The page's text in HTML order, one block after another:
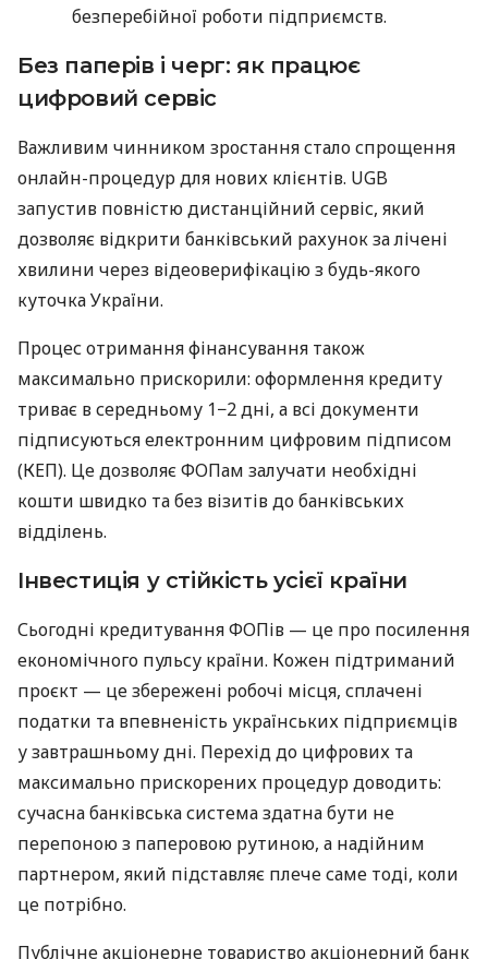
безперебійної роботи підприємств.
Без паперів і черг: як працює
цифровий сервіс
Важливим чинником зростання стало спрощення
онлайн-процедур для нових клієнтів. UGB
запустив повністю дистанційний сервіс, який
дозволяє відкрити банківський рахунок за лічені
хвилини через відеоверифікацію з будь-якого
куточка України.
Процес отримання фінансування також
максимально прискорили: оформлення кредиту
триває в середньому 1−2 дні, а всі документи
підписуються електронним цифровим підписом
(КЕП). Це дозволяє ФОПам залучати необхідні
кошти швидко та без візитів до банківських
відділень.
Інвестиція у стійкість усієї країни
Сьогодні кредитування ФОПів — це про посилення
економічного пульсу країни. Кожен підтриманий
проєкт — це збережені робочі місця, сплачені
податки та впевненість українських підприємців
у завтрашньому дні. Перехід до цифрових та
максимально прискорених процедур доводить:
сучасна банківська система здатна бути не
перепоною з паперовою рутиною, а надійним
партнером, який підставляє плече саме тоді, коли
це потрібно.
Публічне акціонерне товариство акціонерний банк